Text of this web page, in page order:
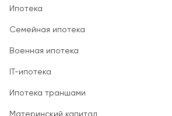
Ипотека
Семейная ипотека
Военная ипотека
IT-ипотека
Ипотека траншами
Материнский капитал